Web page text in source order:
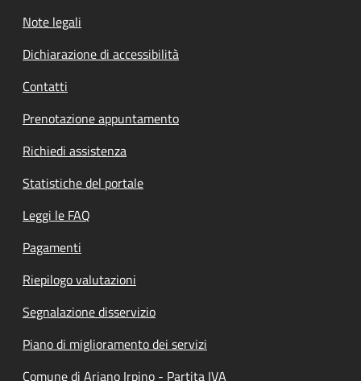
Note legali
Dichiarazione di accessibilità
Contatti
Prenotazione appuntamento
Richiedi assistenza
Statistiche del portale
Leggi le FAQ
Pagamenti
Riepilogo valutazioni
Segnalazione disservizio
Piano di miglioramento dei servizi
Comune di Ariano Irpino - Partita IVA